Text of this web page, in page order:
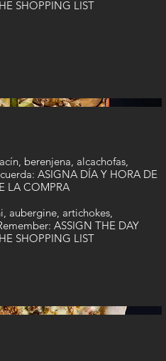
berenjena, alcachofas,
ASIGNA DÍA Y HORA DE
LA COMPRA
aubergine, artichokes,
ASSIGN THE DAY
SHOPPING LIST